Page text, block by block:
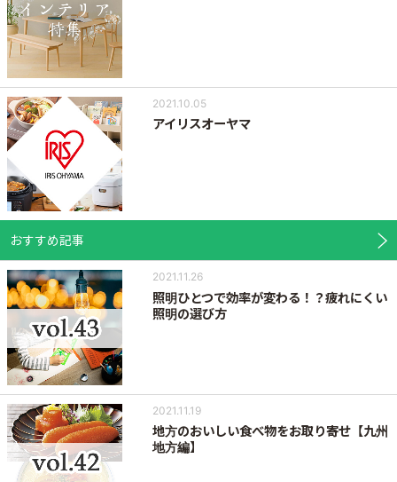
2021.10.05
アイリスオーヤマ
おすすめ記事
2021.11.26
照明ひとつで効率が変わる！？疲れにくい
照明の選び方
2021.11.19
地方のおいしい食べ物をお取り寄せ【九州
地方編】